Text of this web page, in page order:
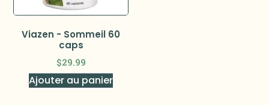
Viazen - Sommeil 60
caps
$29.99
Ajouter au panier